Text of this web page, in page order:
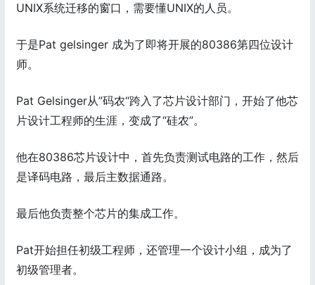
UNIX系统迁移的窗口，需要懂UNIX的人员。
于是Pat gelsinger 成为了即将开展的80386第四位设计
师。
Pat Gelsinger从”码农“跨入了芯片设计部门，开始了他芯
片设计工程师的生涯，变成了“硅农”。
他在80386芯片设计中，首先负责测试电路的工作，然后
是译码电路，最后主数据通路。
最后他负责整个芯片的集成工作。
Pat开始担任初级工程师，还管理一个设计小组，成为了
初级管理者。